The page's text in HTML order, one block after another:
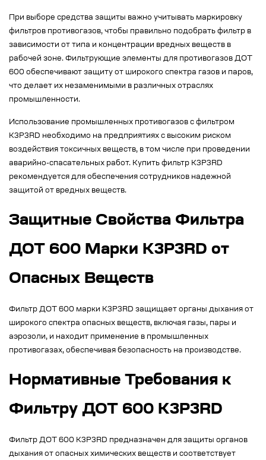
При выборе средства защиты важно учитывать маркировку
фильтров противогазов, чтобы правильно подобрать фильтр в
зависимости от типа и концентрации вредных веществ в
рабочей зоне. Фильтрующие элементы для противогазов ДОТ
600 обеспечивают защиту от широкого спектра газов и паров,
что делает их незаменимыми в различных отраслях
промышленности.
Использование промышленных противогазов с фильтром
К3Р3RD необходимо на предприятиях с высоким риском
воздействия токсичных веществ, в том числе при проведении
аварийно-спасательных работ. Купить фильтр К3Р3RD
рекомендуется для обеспечения сотрудников надежной
защитой от вредных веществ.
Защитные Свойства Фильтра
ДОТ 600 Марки К3Р3RD от
Опасных Веществ
Фильтр ДОТ 600 марки К3Р3RD защищает органы дыхания от
широкого спектра опасных веществ, включая газы, пары и
аэрозоли, и находит применение в промышленных
противогазах, обеспечивая безопасность на производстве.
Нормативные Требования к
Фильтру ДОТ 600 К3Р3RD
Фильтр ДОТ 600 К3Р3RD предназначен для защиты органов
дыхания от опасных химических веществ и соответствует